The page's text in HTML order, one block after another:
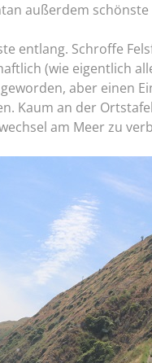
außerdem
entlang. Schroffe
(wie eigentlich
aber einen
Kaum an der
am Meer zu